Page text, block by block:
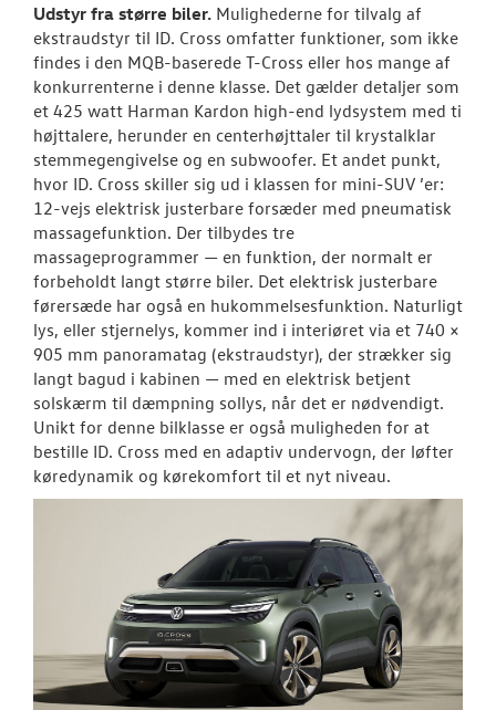
Udstyr fra større biler. Mulighederne for tilvalg af
ekstraudstyr til ID. Cross omfatter funktioner, som ikke
findes i den MQB-baserede T-Cross eller hos mange af
konkurrenterne i denne klasse. Det gælder detaljer som
et 425 watt Harman Kardon high-end lydsystem med ti
højttalere, herunder en centerhøjttaler til krystalklar
stemmegengivelse og en subwoofer. Et andet punkt,
hvor ID. Cross skiller sig ud i klassen for mini-SUV ’er:
12-vejs elektrisk justerbare forsæder med pneumatisk
massagefunktion. Der tilbydes tre
massageprogrammer — en funktion, der normalt er
forbeholdt langt større biler. Det elektrisk justerbare
førersæde har også en hukommelsesfunktion. Naturligt
lys, eller stjernelys, kommer ind i interiøret via et 740 ×
905 mm panoramatag (ekstraudstyr), der strækker sig
langt bagud i kabinen — med en elektrisk betjent
solskærm til dæmpning sollys, når det er nødvendigt.
Unikt for denne bilklasse er også muligheden for at
bestille ID. Cross med en adaptiv undervogn, der løfter
køredynamik og kørekomfort til et nyt niveau.